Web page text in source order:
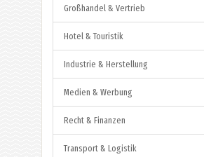
Großhandel & Vertrieb
Hotel & Touristik
Industrie & Herstellung
Medien & Werbung
Recht & Finanzen
Transport & Logistik